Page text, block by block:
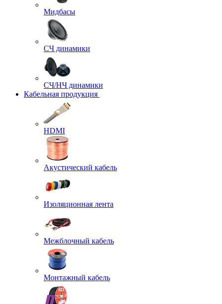
Мидбасы
СЧ динамики
СЧ/НЧ динамики
Кабельная продукция
HDMI
Акустический кабель
Изоляционная лента
Межблочный кабель
Монтажный кабель